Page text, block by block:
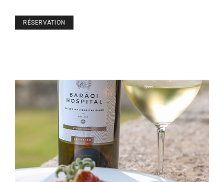
RÉSERVATION